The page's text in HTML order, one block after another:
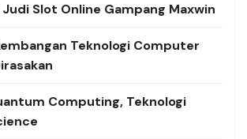
Slot Online Gampang Maxwin
Teknologi Computer
Computing, Teknologi